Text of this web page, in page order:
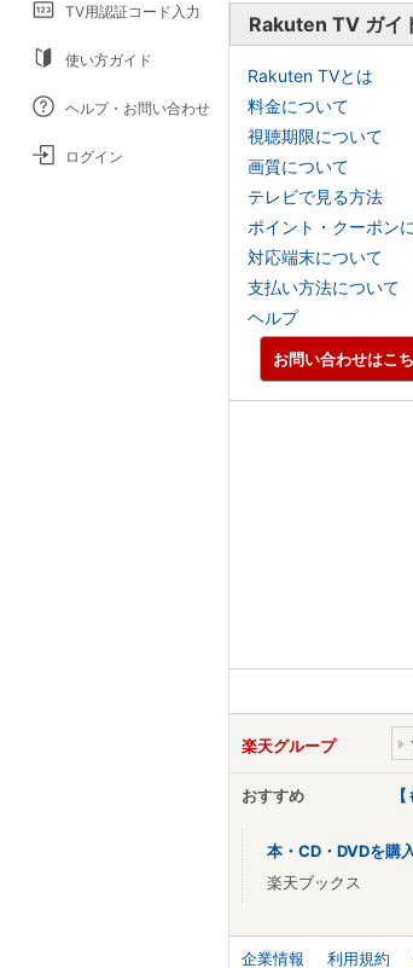
TV用認証コード入力
使い方ガイド
ヘルプ・お問い合わせ
ログイン
Rakuten TV ガイ
Rakuten TVとは
料金について
視聴期限について
画質について
テレビで見る方法
ポイント・クーポン
対応端末について
支払い方法について
ヘルプ
お問い合わせはこ
楽天グループ
おすすめ
本・CD・DVDを購
楽天ブックス
企業情報 利用規約